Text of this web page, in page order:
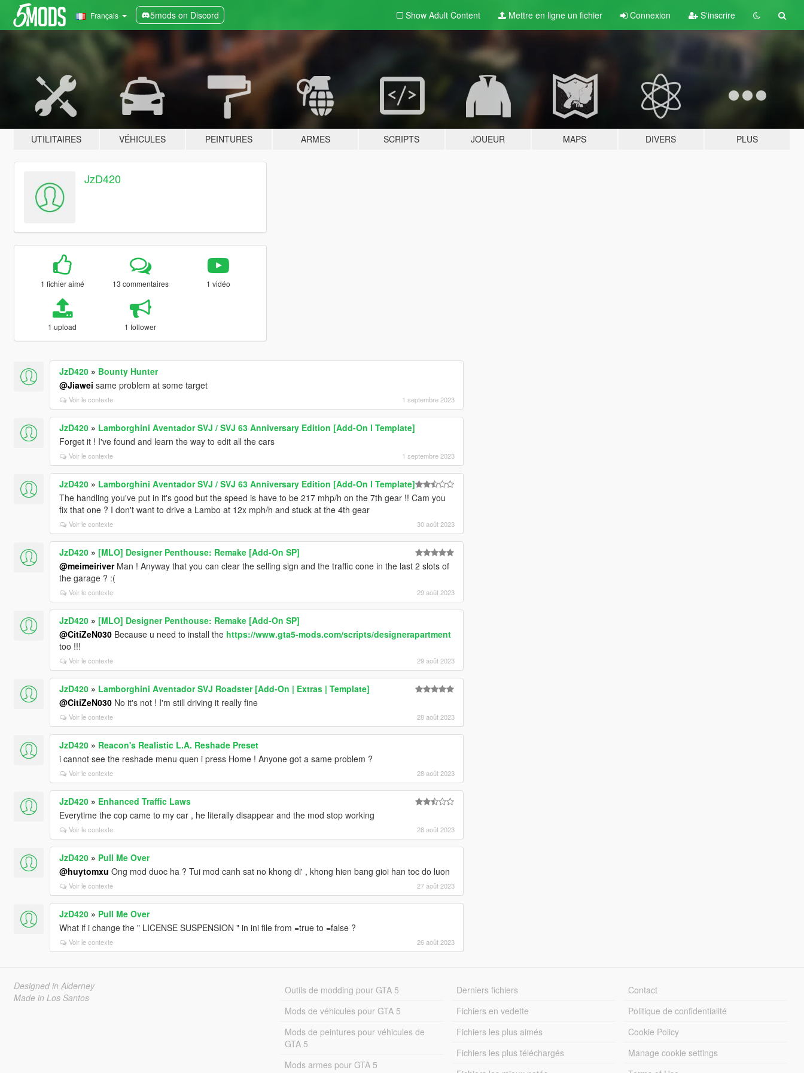
Français 5mods on Discord Show Adult Content Mettre en ligne un fichier Connexion S'inscrire
UTILITAIRES VÉHICULES PEINTURES ARMES SCRIPTS JOUEUR MAPS DIVERS PLUS
JzD420
1 fichier aimé 13 commentaires 1 vidéo
1 upload 1 follower
JzD420» Bounty Hunter
@Jiawei same problem at some target
Voir le contexte 1 septembre 2023
JzD420» Lamborghini Aventador SVJ / SVJ 63 Anniversary Edition [Add-On l Template]
Forget it ! I've found and learn the way to edit all the cars
Voir le contexte 1 septembre 2023
JzD420» Lamborghini Aventador SVJ / SVJ 63 Anniversary Edition [Add-On l Template]
The handling you've put in it's good but the speed is have to be 217 mhp/h on the 7th gear !! Cam you
fix that one ? I don't want to drive a Lambo at 12x mph/h and stuck at the 4th gear
Voir le contexte 30 août 2023
JzD420» [MLO] Designer Penthouse: Remake [Add-On SP]
@meimeiriverMan ! Anyway that you can clear the selling sign and the traffic cone in the last 2 slots of
the garage ? :(
Voir le contexte 29 août 2023
JzD420» [MLO] Designer Penthouse: Remake [Add-On SP]
@CitiZeN030Because u need to install the https://www.gta5-mods.com/scripts/designerapartment
too !!!
Voir le contexte 29 août 2023
JzD420» Lamborghini Aventador SVJ Roadster [Add-On | Extras | Template]
@CitiZeN030No it's not ! I'm still driving it really fine
Voir le contexte 28 août 2023
JzD420» Reacon's Realistic L.A. Reshade Preset
i cannot see the reshade menu quen i press Home ! Anyone got a same problem ?
Voir le contexte 28 août 2023
JzD420» Enhanced Traffic Laws
Everytime the cop came to my car , he literally disappear and the mod stop working
Voir le contexte 28 août 2023
JzD420» Pull Me Over
@huytomxu Ong mod duoc ha ? Tui mod canh sat no khong di' , khong hien bang gioi han toc do luon
Voir le contexte 27 août 2023
JzD420» Pull Me Over
What if i change the " LICENSE SUSPENSION " in ini file from =true to =false ?
Voir le contexte 26 août 2023
Designed in Alderney
Made in Los Santos
Outils de modding pour GTA 5
Mods de véhicules pour GTA 5
Mods de peintures pour véhicules de
GTA 5
Mods armes pour GTA 5
Derniers fichiers
Fichiers en vedette
Fichiers les plus aimés
Fichiers les plus téléchargés
Contact
Politique de confidentialité
Cookie Policy
Manage cookie settings